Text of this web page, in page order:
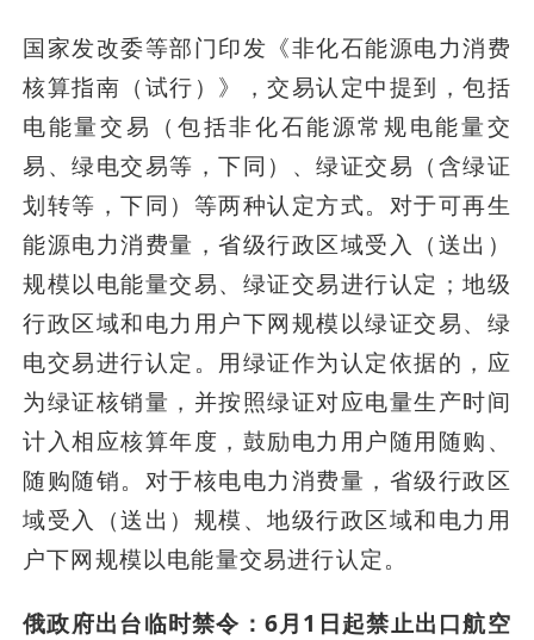
国家发改委等部门印发《非化石能源电力消费
核算指南（试行）》，交易认定中提到，包括
电能量交易（包括非化石能源常规电能量交
易、绿电交易等，下同）、绿证交易（含绿证
划转等，下同）等两种认定方式。对于可再生
能源电力消费量，省级行政区域受入（送出）
规模以电能量交易、绿证交易进行认定；地级
行政区域和电力用户下网规模以绿证交易、绿
电交易进行认定。用绿证作为认定依据的，应
为绿证核销量，并按照绿证对应电量生产时间
计入相应核算年度，鼓励电力用户随用随购、
随购随销。对于核电电力消费量，省级行政区
域受入（送出）规模、地级行政区域和电力用
户下网规模以电能量交易进行认定。
俄政府出台临时禁令：6月1日起禁止出口航空